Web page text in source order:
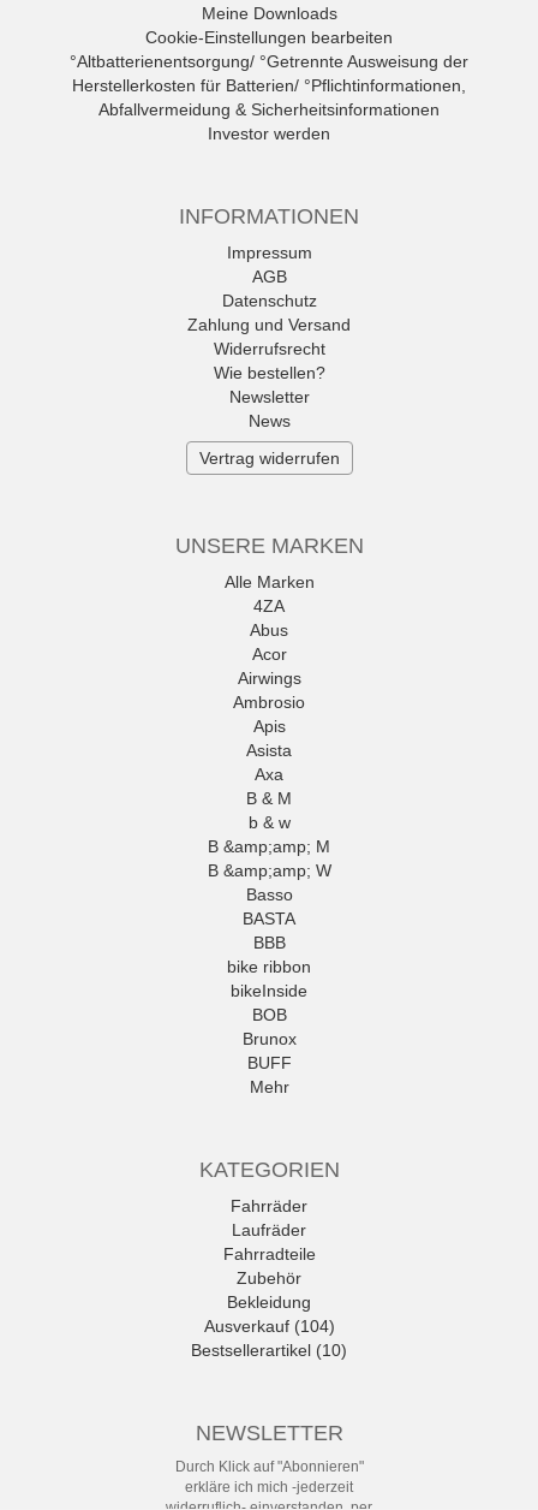
Meine Downloads
Cookie-Einstellungen bearbeiten
°Altbatterienentsorgung/ °Getrennte Ausweisung der
Herstellerkosten für Batterien/ °Pflichtinformationen,
Abfallvermeidung & Sicherheitsinformationen
Investor werden
INFORMATIONEN
Impressum
AGB
Datenschutz
Zahlung und Versand
Widerrufsrecht
Wie bestellen?
Newsletter
News
Vertrag widerrufen
UNSERE MARKEN
Alle Marken
4ZA
Abus
Acor
Airwings
Ambrosio
Apis
Asista
Axa
B & M
b & w
B &amp;amp; M
B &amp;amp; W
Basso
BASTA
BBB
bike ribbon
bikeInside
BOB
Brunox
BUFF
Mehr
KATEGORIEN
Fahrräder
Laufräder
Fahrradteile
Zubehör
Bekleidung
Ausverkauf (104)
Bestsellerartikel (10)
NEWSLETTER
Durch Klick auf "Abonnieren"
erkläre ich mich -jederzeit